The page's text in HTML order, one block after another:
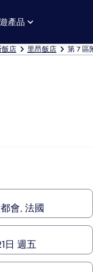
產品
店 里昂飯店 第 7 區
日 週五